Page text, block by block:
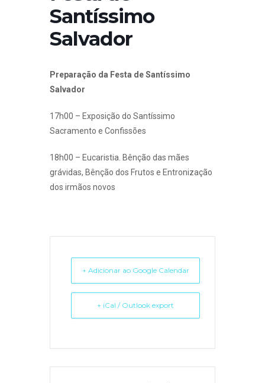
Santíssimo
Salvador
Preparação da Festa de Santíssimo
Salvador
17h00 – Exposição do Santíssimo
Sacramento e Confissões
18h00 – Eucaristia. Bênção das mães
grávidas, Bênção dos Frutos e Entronização
dos irmãos novos
+ Adicionar ao Google Calendar
+ iCal / Outlook export